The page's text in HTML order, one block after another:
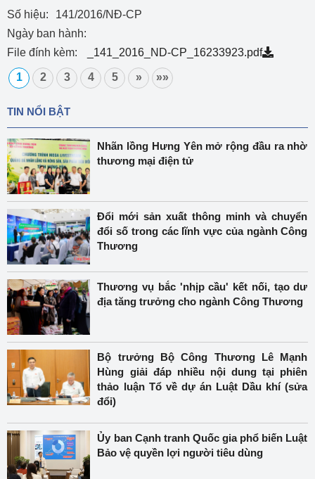
Số hiệu:
141/2016/NĐ-CP
Ngày ban hành:
File đính kèm:
_141_2016_ND-CP_16233923.pdf
1 2 3 4 5 » »»
TIN NỔI BẬT
Nhãn lồng Hưng Yên mở rộng đầu ra nhờ
thương mại điện tử
Đổi mới sản xuất thông minh và chuyển
đổi số trong các lĩnh vực của ngành Công
Thương
Thương vụ bắc 'nhịp cầu' kết nối, tạo dư
địa tăng trưởng cho ngành Công Thương
Bộ trưởng Bộ Công Thương Lê Mạnh
Hùng giải đáp nhiều nội dung tại phiên
thảo luận Tổ về dự án Luật Dầu khí (sửa
đổi)
Ủy ban Cạnh tranh Quốc gia phổ biến Luật
Bảo vệ quyền lợi người tiêu dùng